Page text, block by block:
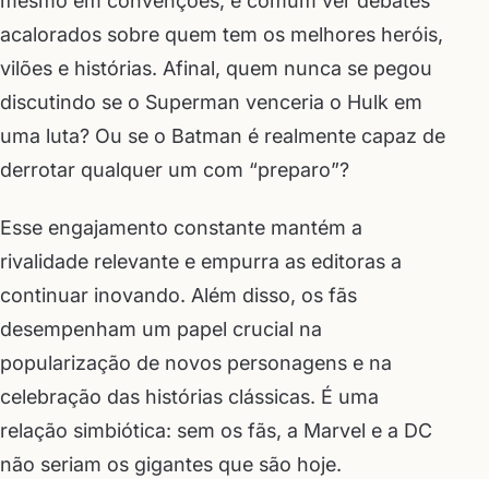
acalorados sobre quem tem os melhores heróis,
vilões e histórias. Afinal, quem nunca se pegou
discutindo se o Superman venceria o Hulk em
uma luta? Ou se o Batman é realmente capaz de
derrotar qualquer um com “preparo”?
Esse engajamento constante mantém a
rivalidade relevante e empurra as editoras a
continuar inovando. Além disso, os fãs
desempenham um papel crucial na
popularização de novos personagens e na
celebração das histórias clássicas. É uma
relação simbiótica: sem os fãs, a Marvel e a DC
não seriam os gigantes que são hoje.